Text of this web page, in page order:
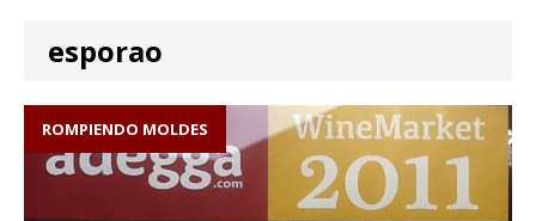
esporao
ROMPIENDO MOLDES